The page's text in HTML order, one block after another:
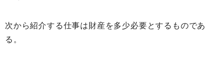
次から紹介する仕事は財産を多少必要とするものであ
る。